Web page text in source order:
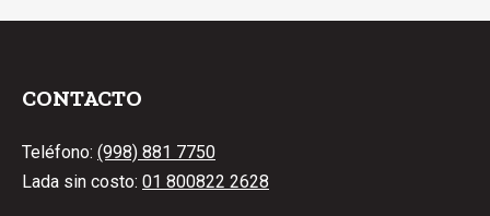
CONTACTO
Teléfono: (998) 881 7750
Lada sin costo: 01 800822 2628